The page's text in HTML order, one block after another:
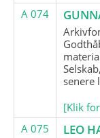
A 074
senere
[Klik
A 075
LEO